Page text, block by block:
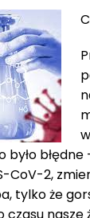
było
CoV-2,
tylko że